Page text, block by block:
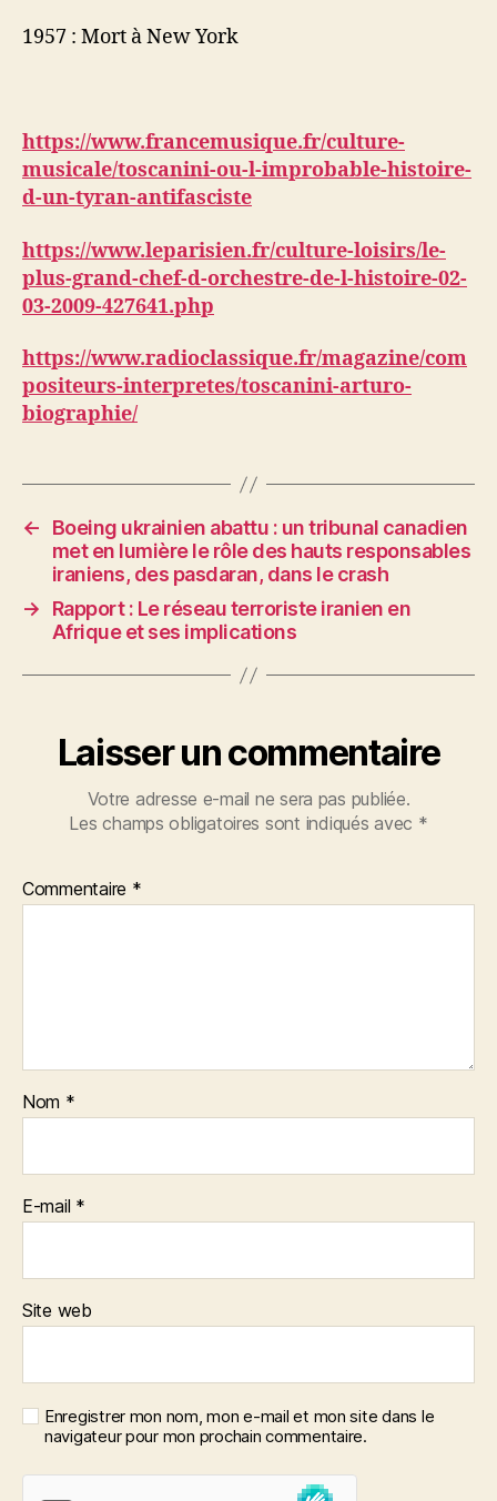
1957 : Mort à New York
https://www.francemusique.fr/culture-
musicale/toscanini-ou-l-improbable-histoire-
d-un-tyran-antifasciste
https://www.leparisien.fr/culture-loisirs/le-
plus-grand-chef-d-orchestre-de-l-histoire-02-
03-2009-427641.php
https://www.radioclassique.fr/magazine/com
positeurs-interpretes/toscanini-arturo-
biographie/
←
Boeing ukrainien abattu : un tribunal canadien
met en lumière le rôle des hauts responsables
iraniens, des pasdaran, dans le crash
→
Rapport : Le réseau terroriste iranien en
Afrique et ses implications
Laisser un commentaire
Votre adresse e-mail ne sera pas publiée.
Les champs obligatoires sont indiqués avec *
Commentaire *
Nom *
E-mail *
Site web
Enregistrer mon nom, mon e-mail et mon site dans le
navigateur pour mon prochain commentaire.